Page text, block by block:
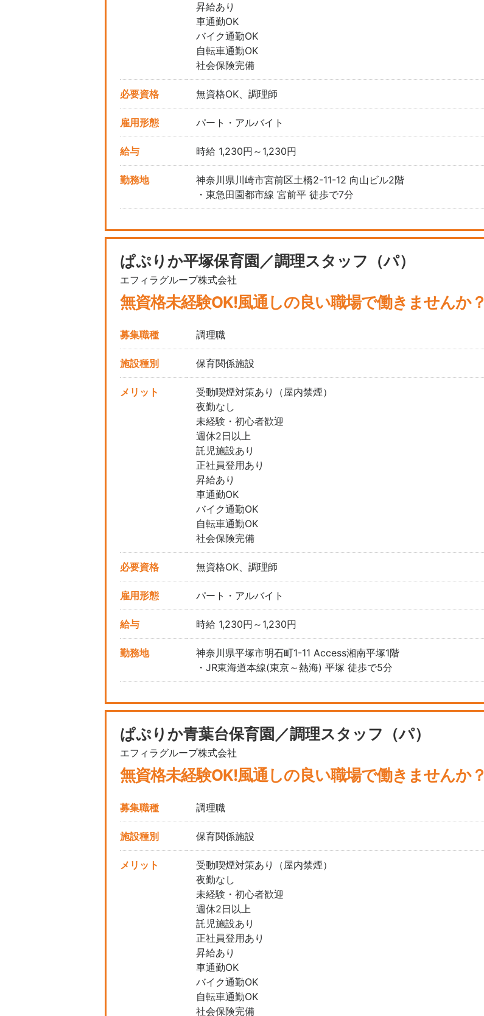
昇給あり
車通勤OK
バイク通勤OK
自転車通勤OK
社会保険完備
必要資格 無資格OK、調理師
雇用形態 パート・アルバイト
給与 時給 1,230円～1,230円
勤務地
神奈川県川崎市宮前区土橋2-11-12 向山ビル2階
・東急田園都市線 宮前平 徒歩で7分
ぱぷりか平塚保育園／調理スタッフ（パ）
エフィラグループ株式会社
無資格未経験OK!風通しの良い職場で働きませんか？
募集職種 調理職
施設種別 保育関係施設
メリット
受動喫煙対策あり（屋内禁煙）
夜勤なし
未経験・初心者歓迎
週休2日以上
託児施設あり
正社員登用あり
昇給あり
車通勤OK
バイク通勤OK
自転車通勤OK
社会保険完備
必要資格 無資格OK、調理師
雇用形態 パート・アルバイト
給与 時給 1,230円～1,230円
勤務地
神奈川県平塚市明石町1-11 Access湘南平塚1階
・JR東海道本線(東京～熱海) 平塚 徒歩で5分
ぱぷりか青葉台保育園／調理スタッフ（パ）
エフィラグループ株式会社
無資格未経験OK!風通しの良い職場で働きませんか？
募集職種 調理職
施設種別 保育関係施設
メリット
受動喫煙対策あり（屋内禁煙）
夜勤なし
未経験・初心者歓迎
週休2日以上
託児施設あり
正社員登用あり
昇給あり
車通勤OK
バイク通勤OK
自転車通勤OK
社会保険完備